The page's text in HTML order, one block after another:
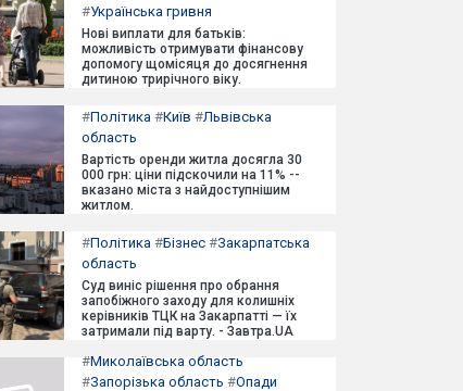
#Українська гривня
Нові виплати для батьків:
можливість отримувати фінансову
допомогу щомісяця до досягнення
дитиною трирічного віку.
#Політика #Київ #Львівська
область
Вартість оренди житла досягла 30
000 грн: ціни підскочили на 11% --
вказано міста з найдоступнішим
житлом.
#Політика #Бізнес #Закарпатська
область
Суд виніс рішення про обрання
запобіжного заходу для колишніх
керівників ТЦК на Закарпатті — їх
затримали під варту. - Завтра.UA
#Миколаївська область
#Запорізька область #Опади